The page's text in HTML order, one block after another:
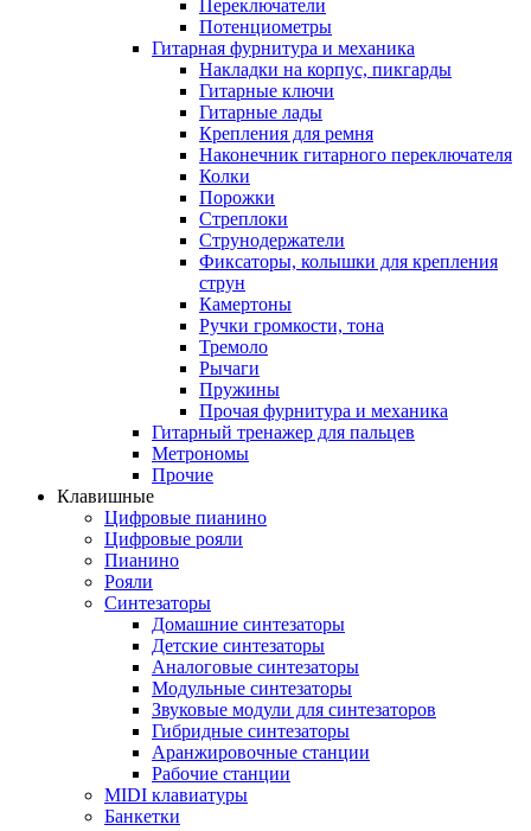
Переключатели
Потенциометры
Гитарная фурнитура и механика
Накладки на корпус, пикгарды
Гитарные ключи
Гитарные лады
Крепления для ремня
Наконечник гитарного переключателя
Колки
Порожки
Стреплоки
Струнодержатели
Фиксаторы, колышки для крепления
струн
Камертоны
Ручки громкости, тона
Тремоло
Рычаги
Пружины
Прочая фурнитура и механика
Гитарный тренажер для пальцев
Метрономы
Прочие
Клавишные
Цифровые пианино
Цифровые рояли
Пианино
Рояли
Синтезаторы
Домашние синтезаторы
Детские синтезаторы
Аналоговые синтезаторы
Модульные синтезаторы
Звуковые модули для синтезаторов
Гибридные синтезаторы
Аранжировочные станции
Рабочие станции
MIDI клавиатуры
Банкетки